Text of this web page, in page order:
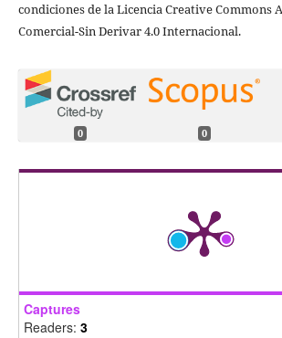
condiciones de la Licencia Creative Commons
Comercial-Sin Derivar 4.0 Internacional.
0 0
Captures
Readers: 3